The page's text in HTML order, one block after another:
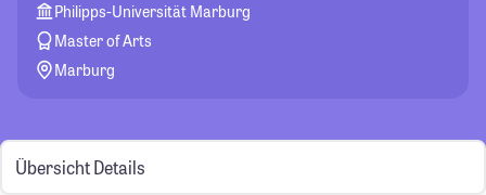
Philipps-Universität Marburg
Master of Arts
Marburg
Übersicht Details